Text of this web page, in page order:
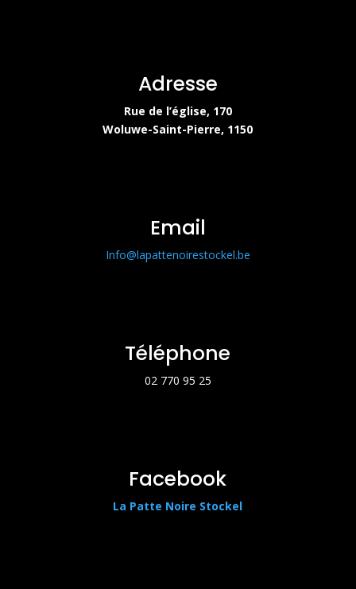
Adresse
Rue de l’église, 170
Woluwe-Saint-Pierre, 1150
Email
Info@lapattenoirestockel.be
Téléphone
02 770 95 25
Facebook
La Patte Noire Stockel